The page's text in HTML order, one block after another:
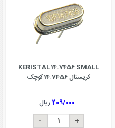
KERISTAL 14.7456 SMALL
کریستال 14.7456 کوچک
209/000ریال